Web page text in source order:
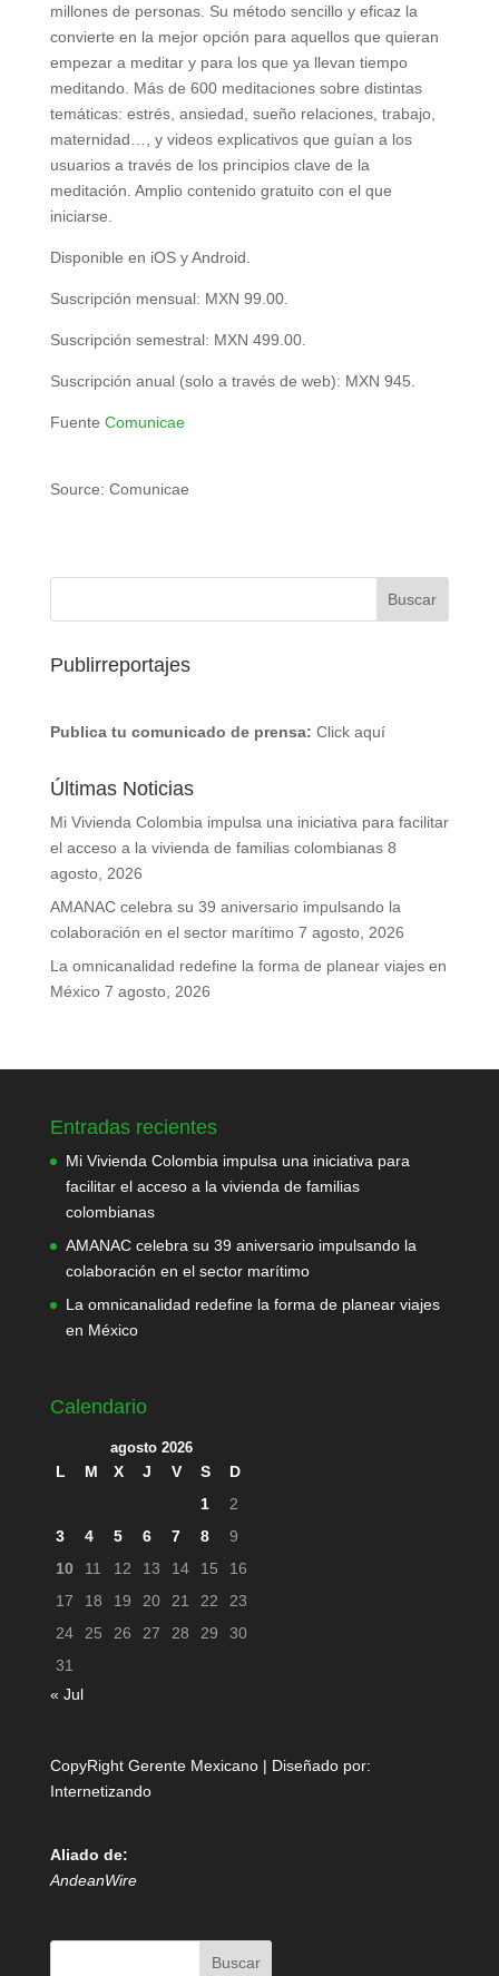
millones de personas. Su método sencillo y eficaz la
convierte en la mejor opción para aquellos que quieran
empezar a meditar y para los que ya llevan tiempo
meditando. Más de 600 meditaciones sobre distintas
temáticas: estrés, ansiedad, sueño relaciones, trabajo,
maternidad…, y videos explicativos que guían a los
usuarios a través de los principios clave de la
meditación. Amplio contenido gratuito con el que
iniciarse.
Disponible en iOS y Android.
Suscripción mensual: MXN 99.00.
Suscripción semestral: MXN 499.00.
Suscripción anual (solo a través de web): MXN 945.
Fuente Comunicae
Source: Comunicae
Publirreportajes
Publica tu comunicado de prensa: Click aquí
Últimas Noticias
Mi Vivienda Colombia impulsa una iniciativa para facilitar
el acceso a la vivienda de familias colombianas 8
agosto, 2026
AMANAC celebra su 39 aniversario impulsando la
colaboración en el sector marítimo 7 agosto, 2026
La omnicanalidad redefine la forma de planear viajes en
México 7 agosto, 2026
Entradas recientes
Mi Vivienda Colombia impulsa una iniciativa para
facilitar el acceso a la vivienda de familias
colombianas
AMANAC celebra su 39 aniversario impulsando la
colaboración en el sector marítimo
La omnicanalidad redefine la forma de planear viajes
en México
Calendario
agosto 2026
L M X J V S
D
1
2
3
4 5 6 7 8
9
10
11 12 13 14 15
16
17
18 19 20 21 22
23
24
25 26 27 28 29
30
31
« Jul
CopyRight Gerente Mexicano | Diseñado por:
Internetizando
Aliado de:
AndeanWire